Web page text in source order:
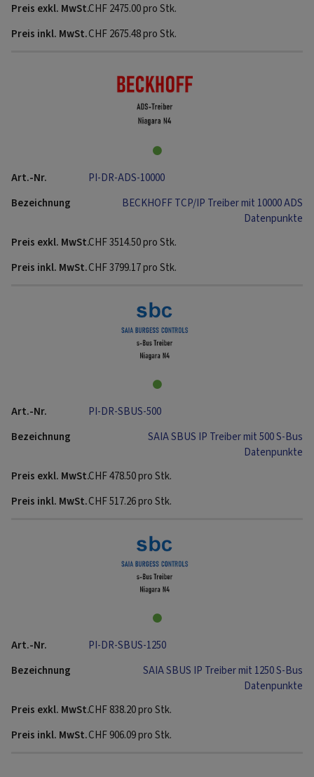
CHF2475.00pro Stk.
CHF2675.48pro Stk.
PI-DR-ADS-10000
BECKHOFF TCP/IP Treiber mit 10000 ADS
Datenpunkte
CHF3514.50pro Stk.
CHF3799.17pro Stk.
PI-DR-SBUS-500
SAIA SBUS IP Treiber mit 500 S-Bus
Datenpunkte
CHF478.50pro Stk.
CHF517.26pro Stk.
PI-DR-SBUS-1250
SAIA SBUS IP Treiber mit 1250 S-Bus
Datenpunkte
CHF838.20pro Stk.
CHF906.09pro Stk.